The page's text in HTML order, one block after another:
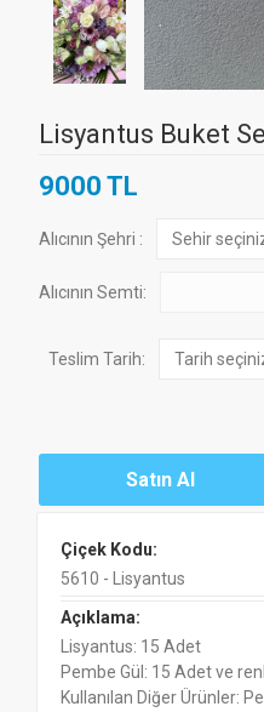
Lisyantus Buket
9000 TL
Alıcının Şehri :
Alıcının Semti:
Teslim Tarih:
Çiçek Kodu:
5610 - Lisyantus
Açıklama:
Lisyantus: 15 Adet
Pembe Gül: 15 Adet ve
Kullanılan Diğer Ürünler: